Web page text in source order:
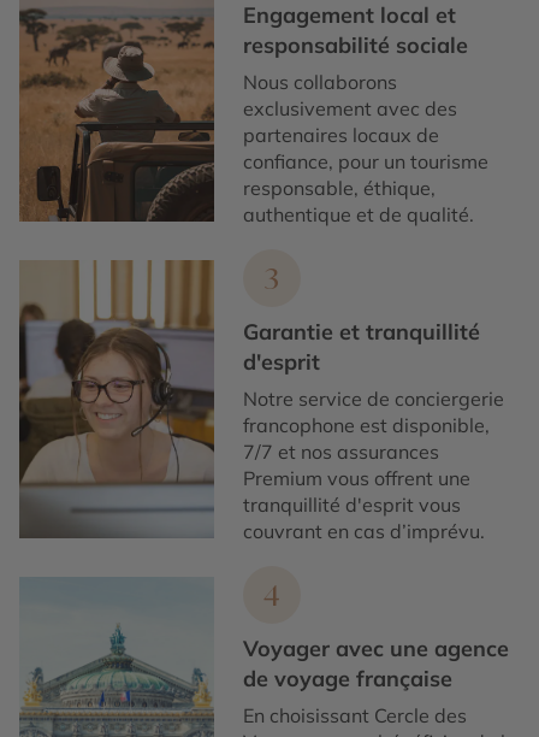
Engagement local et
responsabilité sociale
Nous collaborons
exclusivement avec des
partenaires locaux de
confiance, pour un tourisme
responsable, éthique,
authentique et de qualité.
3
Garantie et tranquillité
d'esprit
Notre service de conciergerie
francophone est disponible,
7/7 et nos assurances
Premium vous offrent une
tranquillité d'esprit vous
couvrant en cas d’imprévu.
4
Voyager avec une agence
de voyage française
En choisissant Cercle des